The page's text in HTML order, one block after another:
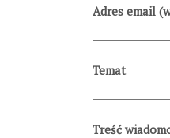
Adres email
Temat
Treść